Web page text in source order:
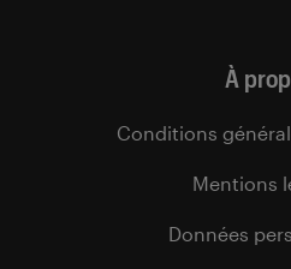
À
Conditions
Mentions
Données